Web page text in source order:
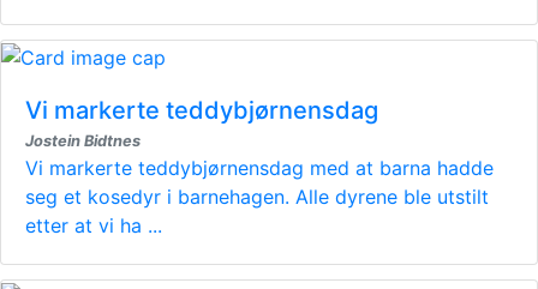
Vi markerte teddybjørnensdag
Jostein Bidtnes
Vi markerte teddybjørnensdag med at barna hadde
seg et kosedyr i barnehagen. Alle dyrene ble utstilt
etter at vi ha ...